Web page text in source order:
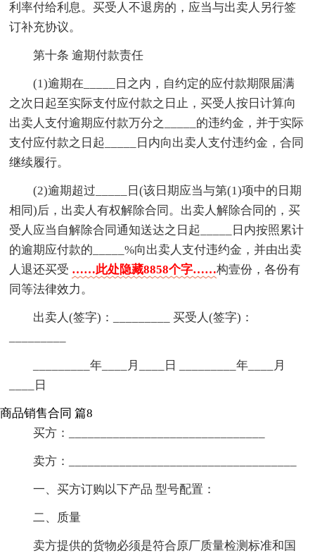
利率付给利息。买受人不退房的，应当与出卖人另行签
订补充协议。
第十条 逾期付款责任
(1)逾期在_____日之内，自约定的应付款期限届满
之次日起至实际支付应付款之日止，买受人按日计算向
出卖人支付逾期应付款万分之_____的违约金，并于实际
支付应付款之日起_____日内向出卖人支付违约金，合同
继续履行。
(2)逾期超过_____日(该日期应当与第(1)项中的日期
相同)后，出卖人有权解除合同。出卖人解除合同的，买
受人应当自解除合同通知送达之日起_____日内按照累计
的逾期应付款的_____%向出卖人支付违约金，并由出卖
人退还买受 ……此处隐藏8858个字……构壹份，各份有
同等法律效力。
出卖人(签字)：_________ 买受人(签字)：
_________年____月____日 _________年____月
____日
商品销售合同 篇8
买方：_______________________________
卖方：____________________________________
一、买方订购以下产品 型号配置：
二、质量
卖方提供的货物必须是符合原厂质量检测标准和国